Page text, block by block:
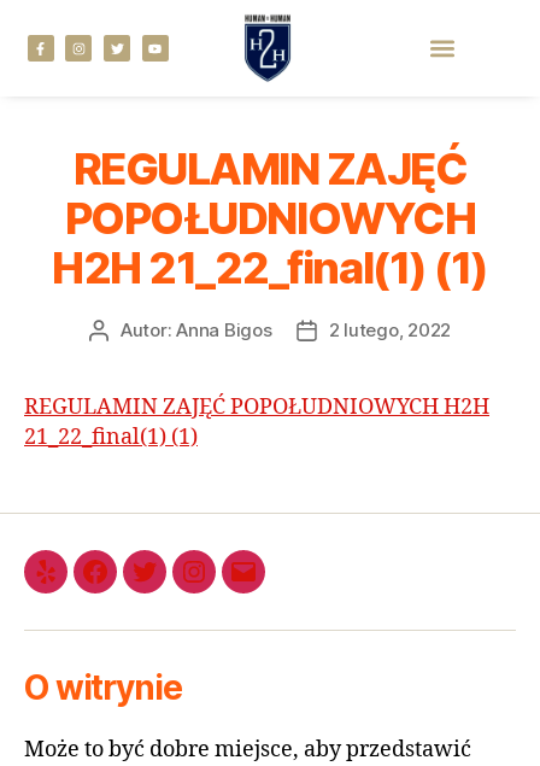
REGULAMIN ZAJĘĆ
POPOŁUDNIOWYCH
H2H 21_22_final(1) (1)
Autor:Anna Bigos 2 lutego, 2022
REGULAMIN ZAJĘĆ POPOŁUDNIOWYCH H2H
21_22_final(1) (1)
O witrynie
Może to być dobre miejsce, aby przedstawić